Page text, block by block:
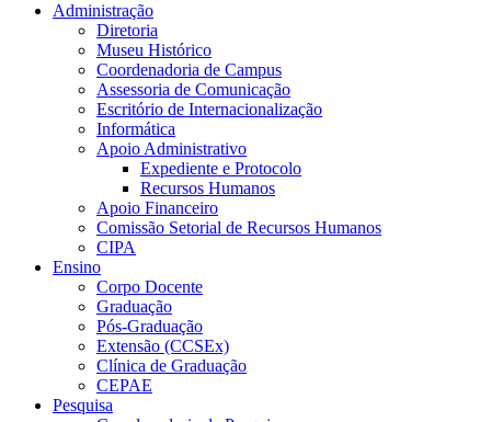
Administração
Diretoria
Museu Histórico
Coordenadoria de Campus
Assessoria de Comunicação
Escritório de Internacionalização
Informática
Apoio Administrativo
Expediente e Protocolo
Recursos Humanos
Apoio Financeiro
Comissão Setorial de Recursos Humanos
CIPA
Ensino
Corpo Docente
Graduação
Pós-Graduação
Extensão (CCSEx)
Clínica de Graduação
CEPAE
Pesquisa